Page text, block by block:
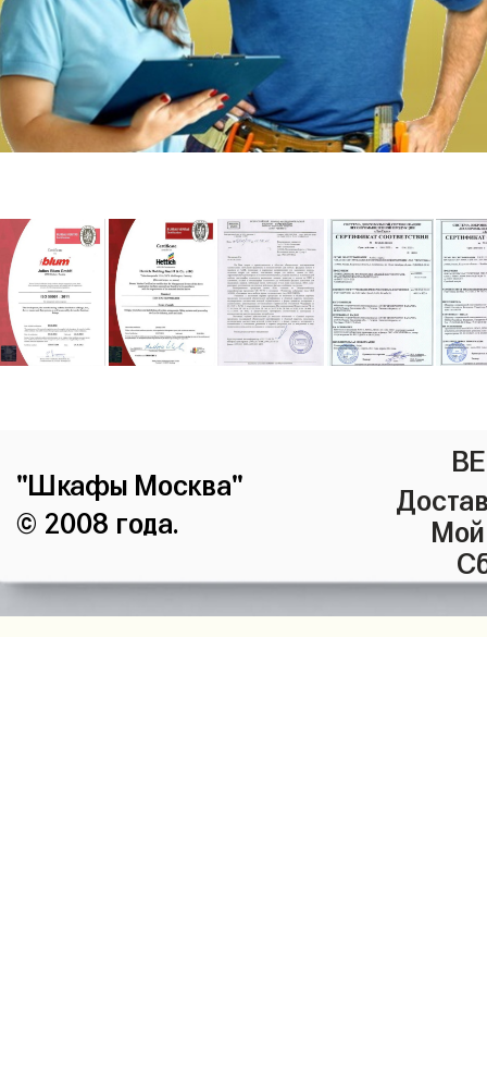
"Шкафы Москва"
© 2008 года.